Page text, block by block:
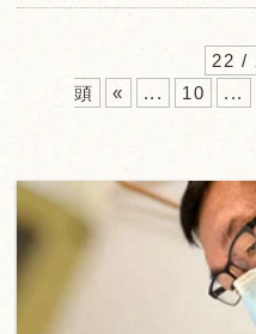
22 /
頭
« ... 10 ...